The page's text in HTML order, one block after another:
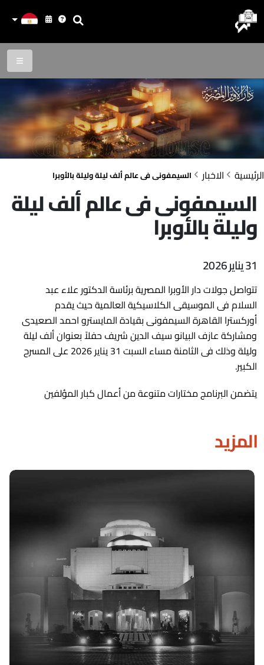
الرئيسية الاخبار السيمفونى فى عالم ألف ليلة وليلة بالأوبرا
السيمفونى فى عالم ألف ليلة
وليلة بالأوبرا
31 يناير 2026
تتواصل جولات دار الأوبرا المصرية برئاسة الدكتور علاء عبد
السلام فى الموسيقى الكلاسيكية العالمية حيث يقدم
أوركسترا القاهرة السيمفونى بقيادة المايسترو احمد الصعيدى
ومشاركة عازف البيانو سيف الدين شريف حفلاً بعنوان ألف ليلة
وليلة وذلك فى الثامنة مساء السبت 31 يناير 2026 على المسرح
الكبير.
يتضمن البرنامج مختارات متنوعة من أعمال كبار المؤلفين
المزيد